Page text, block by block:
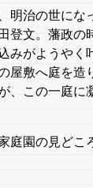
明治の世にな
登文。藩政の
みがようやく
屋敷へ庭を造
、この一庭に
庭園の見どこ